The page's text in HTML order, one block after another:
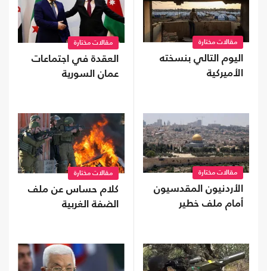
مقالات مختارة
اليوم التالي بنسخته
الأميركية
مقالات مختارة
العقدة في اجتماعات
عمان السورية
مقالات مختارة
الأردنيون المقدسيون
أمام ملف خطير
مقالات مختارة
كلام حساس عن ملف
الضفة الغربية